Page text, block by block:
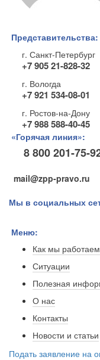
Представительства:
г. Санкт-Петербург
+7 905 21-828-32
г. Вологда
+7 921 534-08-01
г. Ростов-на-Дону
+7 988 588-40-45
«Горячая линия»:
8 800 201-75-
mail@zpp-pravo.ru
Мы в социальных
Меню:
Как мы работаем
Ситуации
Полезная
О нас
Контакты
Новости и статьи
Подать заявление на